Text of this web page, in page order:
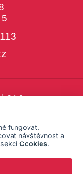
s r. o. |
fungovat.
návštěvnost a
sekciCookies.